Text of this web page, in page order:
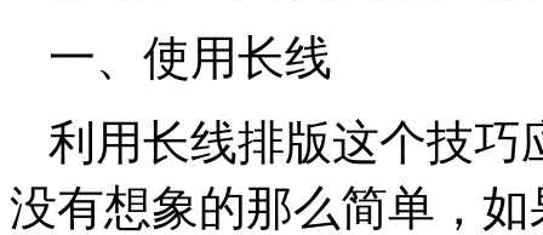
一、使用长线
利用长线排版这个技巧
没有想象的那么简单，